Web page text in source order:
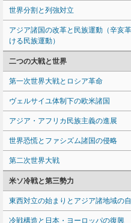
世界分割と列強対立
アジア諸国の改革と民族運動（辛亥
ける民族運動）
二つの大戦と世界
第一次世界大戦とロシア革命
ヴェルサイユ体制下の欧米諸国
アジア・アフリカ民族主義の進展
世界恐慌とファシズム諸国の侵略
第二次世界大戦
米ソ冷戦と第三勢力
東西対立の始まりとアジア諸地域の
冷戦構造と日本・ヨーロッパの復興